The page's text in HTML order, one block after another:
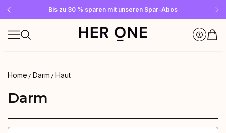
Gratis SLEEP WELL ab 69 € MBW - nur solange der Vorrat reicht!
Jetzt Newsletter abonnieren und 10 €-Gutschein sichern
Bis zu 30 % sparen mit unseren Spar-Abos
Home Darm Haut
Darm